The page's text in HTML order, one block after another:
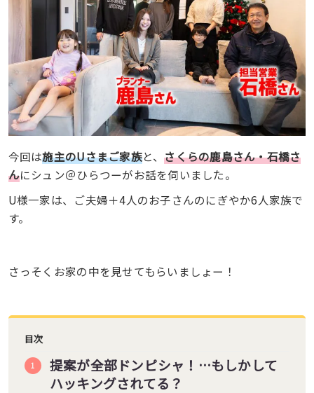
今回は施主のUさまご家族と、さくらの鹿島さん・石橋さ
んにシュン＠ひらつーがお話を伺いました。
U様一家は、ご夫婦＋4人のお子さんのにぎやか6人家族で
す。
さっそくお家の中を見せてもらいましょー！
目次
提案が全部ドンピシャ！…もしかして
ハッキングされてる？